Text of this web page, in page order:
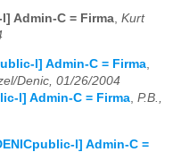
Admin-C = Firma Kurt
l] Admin-C = Firma,
Denic, 01/26/2004
l] Admin-C = Firma, P.B.,
l] Admin-C =